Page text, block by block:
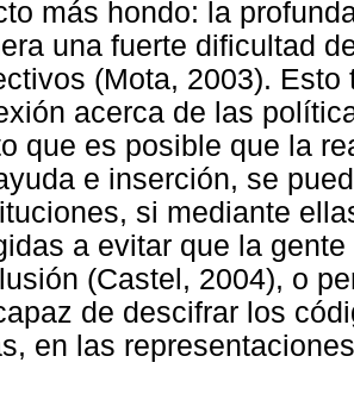
más hondo: la
una fuerte dificultad
(Mota, 2003).
acerca de las
que es posible que la
e inserción, se
si mediante
a evitar que la
(Castel, 2004), o
de descifrar los
en las